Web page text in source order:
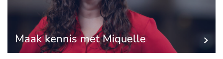
Maak kennis met Miquelle